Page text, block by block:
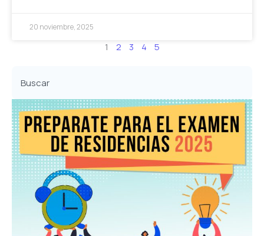
20 noviembre, 2025
1 2 3 4 5